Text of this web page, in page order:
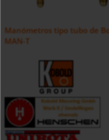
Manómetros tipo tubo de
MAN-T